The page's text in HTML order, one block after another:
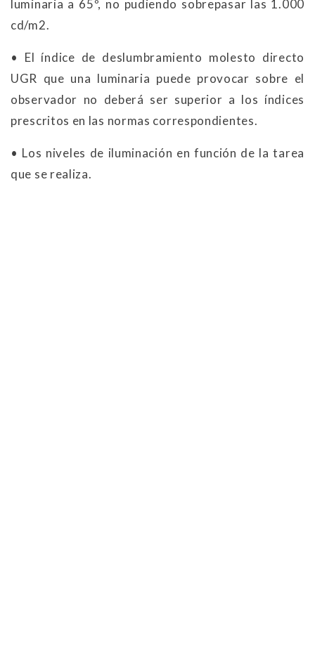
luminaria a 65º, no pudiendo sobrepasar las 1.000
cd/m2.
• El índice de deslumbramiento molesto directo
UGR que una luminaria puede provocar sobre el
observador no deberá ser superior a los índices
prescritos en las normas correspondientes.
• Los niveles de iluminación en función de la tarea
que se realiza.